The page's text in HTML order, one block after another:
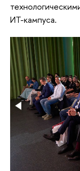
ИТ-кампуса.